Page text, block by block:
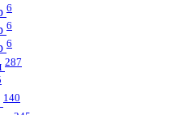
6
6
6
287
140